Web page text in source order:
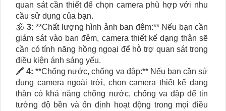
quan sát cần thiết để chọn camera phù hợp với nhu
cầu sử dụng của bạn.
🕉️ 3: **Chất lượng hình ảnh ban đêm:** Nếu bạn cần
giám sát vào ban đêm, camera thiết kế dạng thân sẽ
cần có tính năng hồng ngoại để hỗ trợ quan sát trong
điều kiện ánh sáng yếu.
🖍4: **Chống nước, chống va đập:** Nếu bạn cần sử
dụng camera ngoài trời, chọn camera thiết kế dạng
thân có khả năng chống nước, chống va đập để tin
tưởng độ bền và ổn định hoạt động trong mọi điều